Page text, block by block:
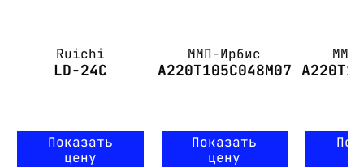
Ruichi
LD-24C
Показать
цену
ММП-Ирбис
А220Т105С048М07
Показать
цену